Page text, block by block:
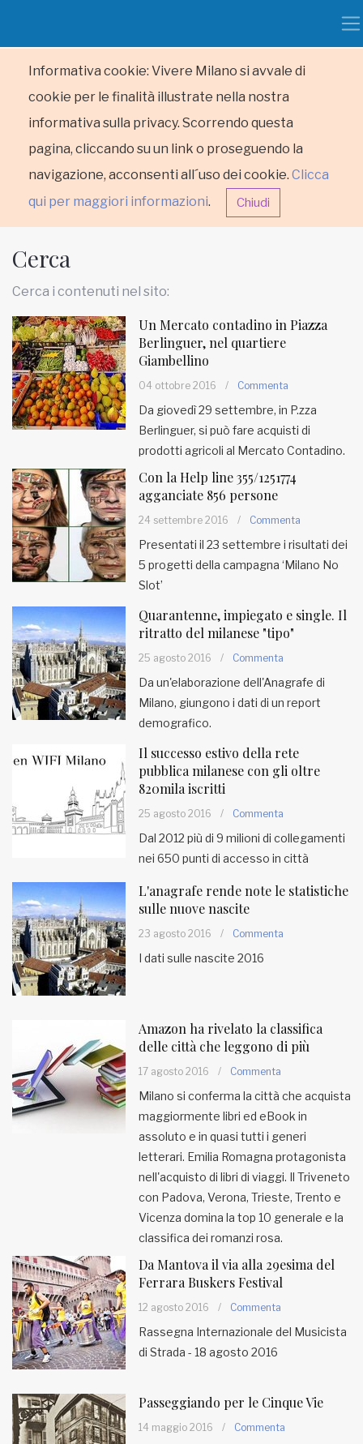
Informativa cookie: Vivere Milano si avvale di
cookie per le finalità illustrate nella nostra
informativa sulla privacy. Scorrendo questa
pagina, cliccando su un link o proseguendo la
navigazione, acconsenti all´uso dei cookie. Clicca
qui per maggiori informazioni. Chiudi
HOME
RUBRICHE
MUNICIPI
Inviateci le vostre segnalazioni
Iscriviti alla newsletter
www.viveremilano.info
Fondato e diretto da Enzo De
Bernardis
Imbonati, 89 20159 Milano (Italia)
Informativa sulla privacy
Cerca
Cerca i contenuti nel sito:
Un Mercato contadino in Piazza
Berlinguer, nel quartiere
Giambellino
04 ottobre 2016 / Commenta
Da giovedì 29 settembre, in P.zza
Berlinguer, si può fare acquisti di
prodotti agricoli al Mercato Contadino.
Con la Help line 355/1251774
agganciate 856 persone
24 settembre 2016 / Commenta
Presentati il 23 settembre i risultati dei
5 progetti della campagna ‘Milano No
Slot’
Quarantenne, impiegato e single. Il
ritratto del milanese "tipo"
25 agosto 2016 / Commenta
Da un'elaborazione dell'Anagrafe di
Milano, giungono i dati di un report
demografico.
Il successo estivo della rete
pubblica milanese con gli oltre
820mila iscritti
25 agosto 2016 / Commenta
Dal 2012 più di 9 milioni di collegamenti
nei 650 punti di accesso in città
L'anagrafe rende note le statistiche
sulle nuove nascite
23 agosto 2016 / Commenta
I dati sulle nascite 2016
Amazon ha rivelato la classifica
delle città che leggono di più
17 agosto 2016 / Commenta
Milano si conferma la città che acquista
maggiormente libri ed eBook in
assoluto e in quasi tutti i generi
letterari. Emilia Romagna protagonista
nell'acquisto di libri di viaggi. Il Triveneto
con Padova, Verona, Trieste, Trento e
Vicenza domina la top 10 generale e la
classifica dei romanzi rosa.
Da Mantova il via alla 29esima del
Ferrara Buskers Festival
12 agosto 2016 / Commenta
Rassegna Internazionale del Musicista
di Strada - 18 agosto 2016
Passeggiando per le Cinque Vie
14 maggio 2016 / Commenta